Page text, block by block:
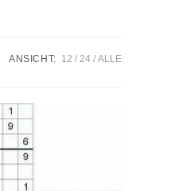
ANSICHT: 12 24 ALLE